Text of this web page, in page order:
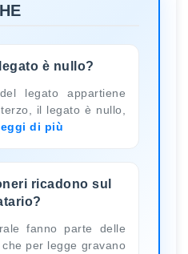
è nullo?
legato appartiene
il legato è nullo,
di più
ricadono sul
fanno parte delle
per legge gravano